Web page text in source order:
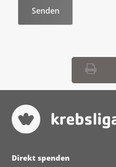
Direkt spenden